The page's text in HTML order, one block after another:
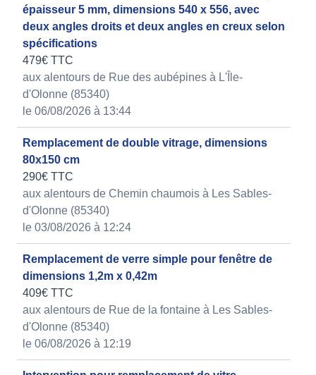
épaisseur 5 mm, dimensions 540 x 556, avec
deux angles droits et deux angles en creux selon
spécifications
479€ TTC
aux alentours de Rue des aubépines à L'Île-
d'Olonne (85340)
le 06/08/2026 à 13:44
Remplacement de double vitrage, dimensions
80x150 cm
290€ TTC
aux alentours de Chemin chaumois à Les Sables-
d'Olonne (85340)
le 03/08/2026 à 12:24
Remplacement de verre simple pour fenêtre de
dimensions 1,2m x 0,42m
409€ TTC
aux alentours de Rue de la fontaine à Les Sables-
d'Olonne (85340)
le 06/08/2026 à 12:19